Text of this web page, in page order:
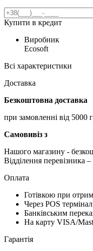
Купити в кредит
Виробник
Ecosoft
Всі характеристики
Доставка
Безкоштовна доставка
при замовленні від 5000
Самовивіз з
Нашого магазину -
Відділення перевізника –
Оплата
Готівкою при
Через POS термінал
Банківським
На карту VISA/
Гарантія